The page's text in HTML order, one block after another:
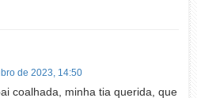
de 2023, 14:50
coalhada, minha tia querida, que